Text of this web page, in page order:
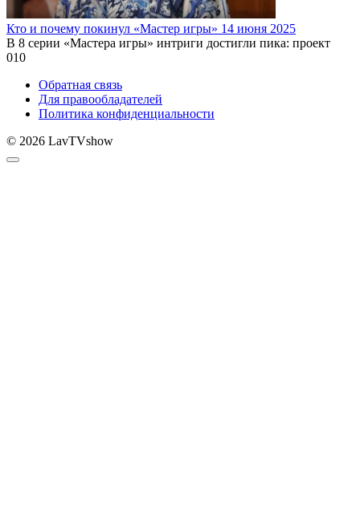
Кто и почему покинул «Мастер игры» 14 июня 2025
В 8 серии «Мастера игры» интриги достигли пика: проект
010
Обратная связь
Для правообладателей
Политика конфиденциальности
© 2026 LavTVshow